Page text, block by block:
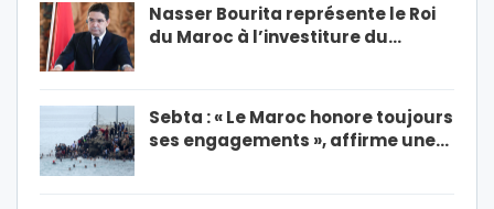
Nasser Bourita représente le Roi
du Maroc à l’investiture du…
Sebta : « Le Maroc honore toujours
ses engagements », affirme une…